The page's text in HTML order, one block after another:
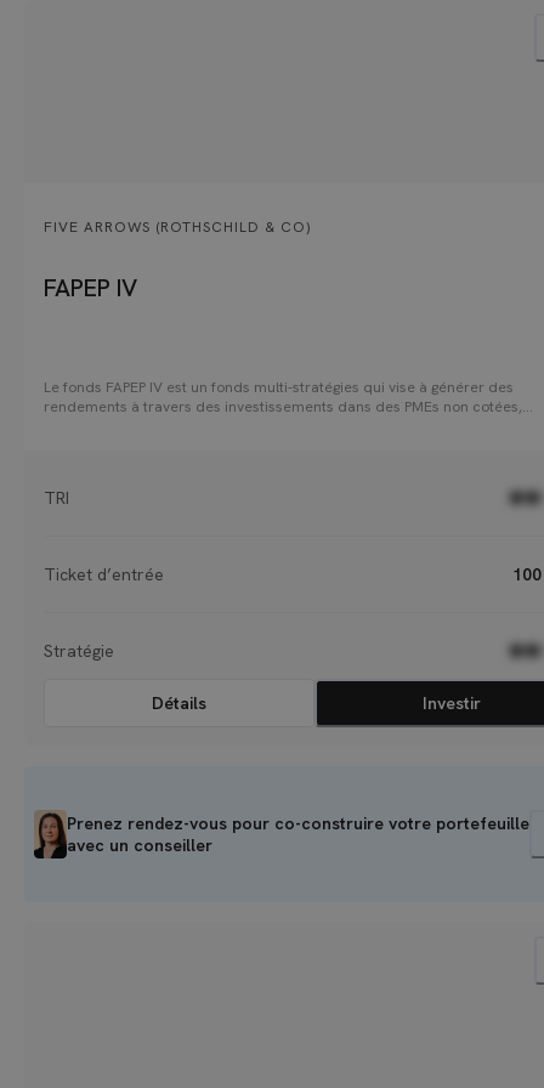
FIVE ARROWS (ROTHSCHILD & CO)
FAPEP IV
Le fonds FAPEP IV est un fonds multi-stratégies qui vise à générer des
rendements à travers des investissements dans des PMEs non cotées,
TRI
Ticket d’entrée
Stratégie
Détails Investir
Prenez rendez-vous pour co-construire votre portefeuille
avec un conseiller